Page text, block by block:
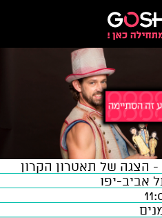
הצגה של תאטרון הקרון
אביב-יפו